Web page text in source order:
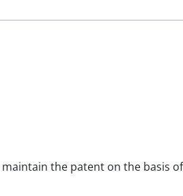
the patent on the basis